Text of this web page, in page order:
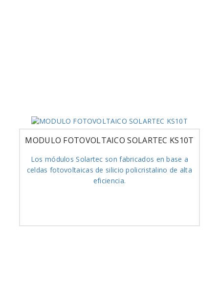
MODULO FOTOVOLTAICO SOLARTEC KS10T
Los módulos Solartec son fabricados en base a
celdas fotovoltaicas de silicio policristalino de alta
eficiencia.